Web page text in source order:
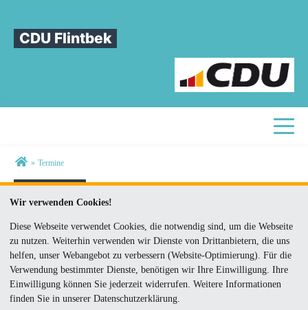
CDU Flintbek
Sie sind hier
» Termine
Termine
Boccia
22.08.2026 14:00
Treffpunkt: hinter der Feuerwehr
Grillen am Hof Stegelmann
Wir verwenden Cookies!
Diese Webseite verwendet Cookies, die notwendig sind, um die Webseite
zu nutzen. Weiterhin verwenden wir Dienste von Drittanbietern, die uns
helfen, unser Webangebot zu verbessern (Website-Optimierung). Für die
Verwendung bestimmter Dienste, benötigen wir Ihre Einwilligung. Ihre
Einwilligung können Sie jederzeit widerrufen. Weitere Informationen
finden Sie in unserer Datenschutzerklärung.